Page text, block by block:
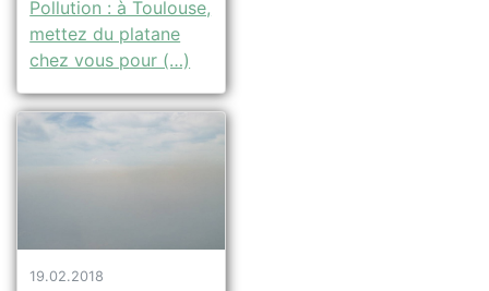
Pollution : à Toulouse,
mettez du platane
chez vous pour (…)
19.02.2018